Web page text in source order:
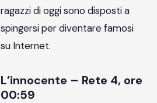
ragazzi di oggi sono disposti a
spingersi per diventare famosi
su Internet.
L’innocente – Rete 4, ore
00:59